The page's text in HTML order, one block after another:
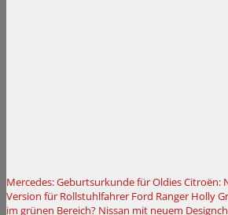
Mercedes: Geburtsurkunde für OldiesCitroën:
Version für Rollstuhlfahrer Ford Ranger Holly
im grünen Bereich? Nissan mit neuem